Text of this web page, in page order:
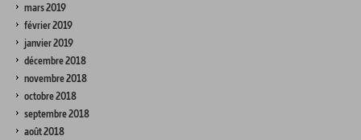
mars 2019
février 2019
janvier 2019
décembre 2018
novembre 2018
octobre 2018
septembre 2018
août 2018